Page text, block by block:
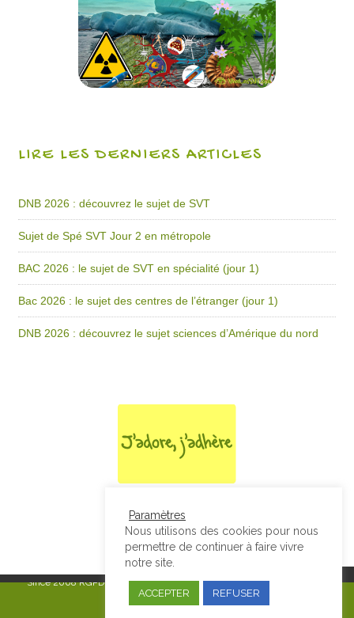
LIRE LES DERNIERS ARTICLES
DNB 2026 : découvrez le sujet de SVT
Sujet de Spé SVT Jour 2 en métropole
BAC 2026 : le sujet de SVT en spécialité (jour 1)
Bac 2026 : le sujet des centres de l’étranger (jour 1)
DNB 2026 : découvrez le sujet sciences d’Amérique du nord
Since 2008RGPD & Mentions Légales|Designed by Studio Thil - Site
internet - Charte graphique
Paramètres
Nous utilisons des cookies pour nous
permettre de continuer à faire vivre
notre site.
ACCEPTER REFUSER